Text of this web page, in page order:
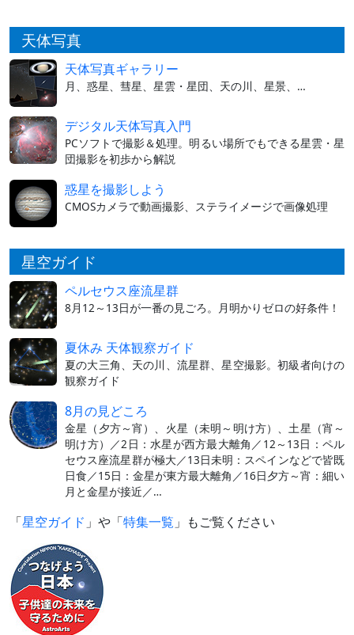
天体写真
天体写真ギャラリー
月、惑星、彗星、星雲・星団、天の川、星景、…
デジタル天体写真入門
PCソフトで撮影＆処理。明るい場所でもできる星雲・星
団撮影を初歩から解説
惑星を撮影しよう
CMOSカメラで動画撮影、ステライメージで画像処理
星空ガイド
ペルセウス座流星群
8月12～13日が一番の見ごろ。月明かりゼロの好条件！
夏休み 天体観察ガイド
夏の大三角、天の川、流星群、星空撮影。初級者向けの
観察ガイド
8月の見どころ
金星（夕方～宵）、火星（未明～明け方）、土星（宵～
明け方）／2日：水星が西方最大離角／12～13日：ペル
セウス座流星群が極大／13日未明：スペインなどで皆既
日食／15日：金星が東方最大離角／16日夕方～宵：細い
月と金星が接近／…
「星空ガイド 」や「特集一覧 」もご覧ください